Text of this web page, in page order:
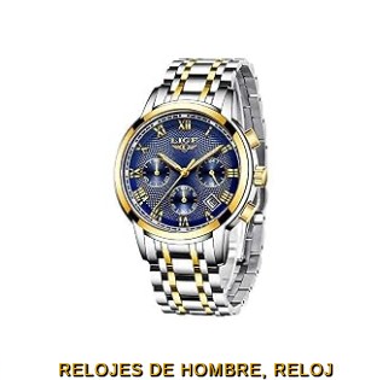
RELOJES DE HOMBRE, RELOJ